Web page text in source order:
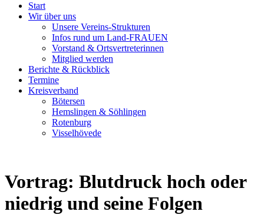
Start
Wir über uns
Unsere Vereins-Strukturen
Infos rund um Land-FRAUEN
Vorstand & Ortsvertreterinnen
Mitglied werden
Berichte & Rückblick
Termine
Kreisverband
Bötersen
Hemslingen & Söhlingen
Rotenburg
Visselhövede
Vortrag: Blutdruck hoch oder
niedrig und seine Folgen